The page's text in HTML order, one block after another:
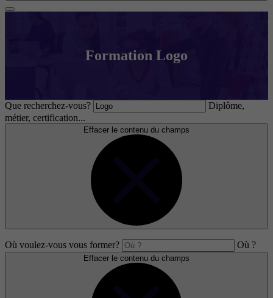
Formation Logo
Que recherchez-vous?
Diplôme,
métier, certification...
Effacer le contenu du champs
Où voulez-vous vous former? Où ?
Effacer le contenu du champs